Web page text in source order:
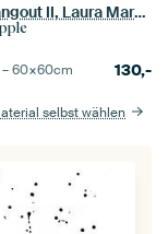
Jungle Hangout II, Laura Marshall
60×60cm 130,-
selbst wählen